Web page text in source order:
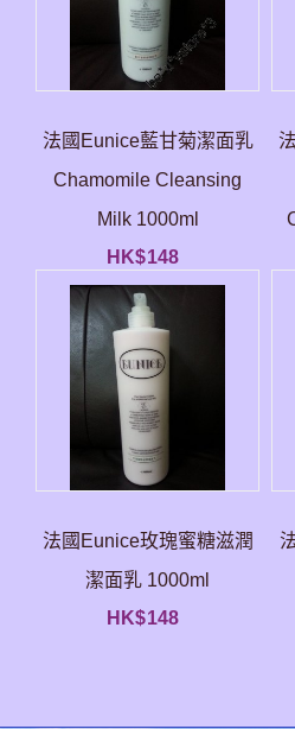
法國Eunice藍甘菊潔面乳
Chamomile Cleansing
Milk 1000ml
HK$148
法國Eunice玫瑰蜜糖滋潤
潔面乳 1000ml
HK$148